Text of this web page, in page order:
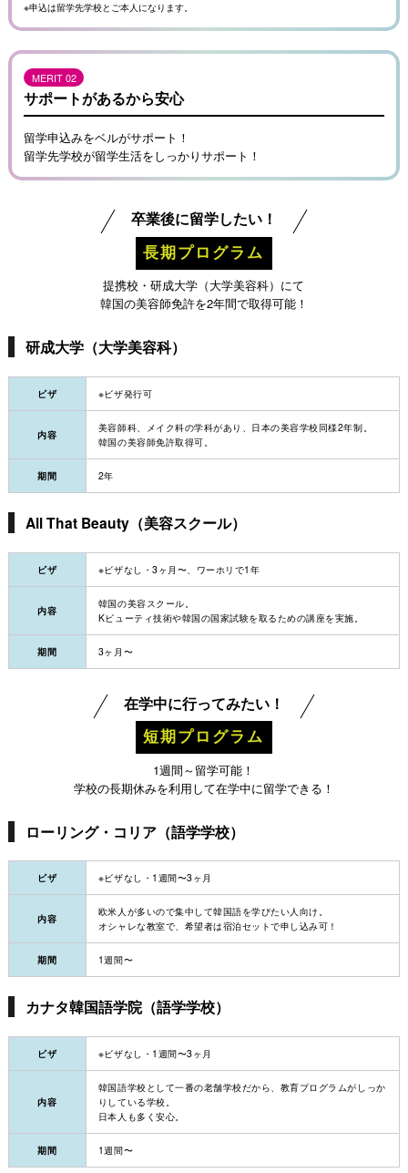
※申込は留学先学校とご本人になります。
MERIT 02
サポートがあるから安心
留学申込みをベルがサポート！
留学先学校が留学生活をしっかりサポート！
卒業後に留学したい！
長期プログラム
提携校・研成大学（大学美容科）にて
韓国の美容師免許を2年間で取得可能！
研成大学（大学美容科）
ビザ ※ビザ発行可
内容
美容師科、メイク科の学科があり、日本の美容学校同様2年制。
韓国の美容師免許取得可。
期間 2年
All That Beauty（美容スクール）
ビザ ※ビザなし・3ヶ月〜、ワーホリで1年
内容
韓国の美容スクール。
Kビューティ技術や韓国の国家試験を取るための講座を実施。
期間 3ヶ月〜
在学中に行ってみたい！
短期プログラム
1週間～留学可能！
学校の長期休みを利用して在学中に留学できる！
ローリング・コリア（語学学校）
ビザ ※ビザなし・1週間〜3ヶ月
内容
欧米人が多いので集中して韓国語を学びたい人向け。
オシャレな教室で、希望者は宿泊セットで申し込み可！
期間 1週間〜
カナタ韓国語学院（語学学校）
ビザ ※ビザなし・1週間〜3ヶ月
内容
韓国語学校として一番の老舗学校だから、教育プログラムがしっか
りしている学校。
日本人も多く安心。
期間 1週間〜